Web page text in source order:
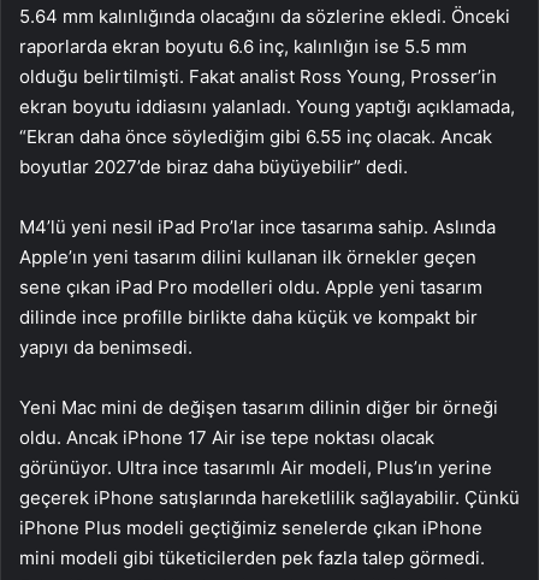
5.64 mm kalınlığında olacağını da sözlerine ekledi. Önceki
raporlarda ekran boyutu 6.6 inç, kalınlığın ise 5.5 mm
olduğu belirtilmişti. Fakat analist Ross Young, Prosser’in
ekran boyutu iddiasını yalanladı. Young yaptığı açıklamada,
“Ekran daha önce söylediğim gibi 6.55 inç olacak. Ancak
boyutlar 2027’de biraz daha büyüyebilir” dedi.
M4’lü yeni nesil iPad Pro’lar ince tasarıma sahip. Aslında
Apple’ın yeni tasarım dilini kullanan ilk örnekler geçen
sene çıkan iPad Pro modelleri oldu. Apple yeni tasarım
dilinde ince profille birlikte daha küçük ve kompakt bir
yapıyı da benimsedi.
Yeni Mac mini de değişen tasarım dilinin diğer bir örneği
oldu. Ancak iPhone 17 Air ise tepe noktası olacak
görünüyor. Ultra ince tasarımlı Air modeli, Plus’ın yerine
geçerek iPhone satışlarında hareketlilik sağlayabilir. Çünkü
iPhone Plus modeli geçtiğimiz senelerde çıkan iPhone
mini modeli gibi tüketicilerden pek fazla talep görmedi.